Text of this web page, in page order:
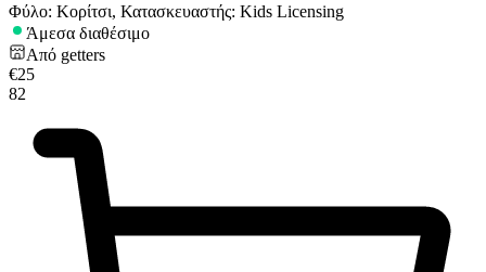
Φύλο: Κορίτσι, Κατασκευαστής: Kids Licensing
Άμεσα διαθέσιμο
Από getters
€25
82